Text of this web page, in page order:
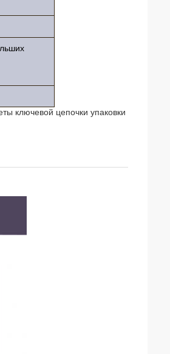
ключевой цепочки упаковки